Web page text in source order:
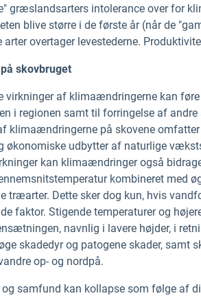
græslandsarters intolerance over for
blive større i de første år (når de
arter overtager levestederne.
skovbruget
virkninger af klimaændringerne kan
i regionen samt til forringelse af andre
klimaændringerne på skovene
økonomiske udbytter af naturlige
kan klimaændringer også
kombineret med
træarter. Dette sker dog kun, hvis
faktor. Stigende temperaturer og
navnlig i lavere højder, i
skadedyr og patogene skader,
op- og nordpå.
og samfund kan kollapse som følge af